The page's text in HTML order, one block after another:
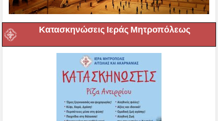
Κατασκηνώσεις Ιεράς Μητροπόλεως